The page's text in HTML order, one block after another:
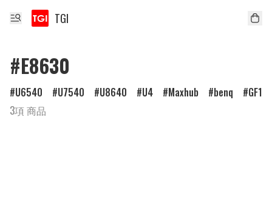
TGI
#E8630
U6540 U7540 U8640 U4 Maxhub benq
GF1
3項 商品